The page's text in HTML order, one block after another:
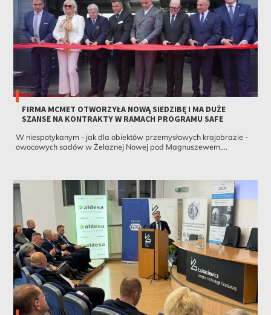
FIRMA MCMET OTWORZYŁA NOWĄ SIEDZIBĘ I MA DUŻE
SZANSE NA KONTRAKTY W RAMACH PROGRAMU SAFE
W niespotykanym - jak dla obiektów przemysłowych krajobrazie -
owocowych sadów w Żelaznej Nowej pod Magnuszewem,...